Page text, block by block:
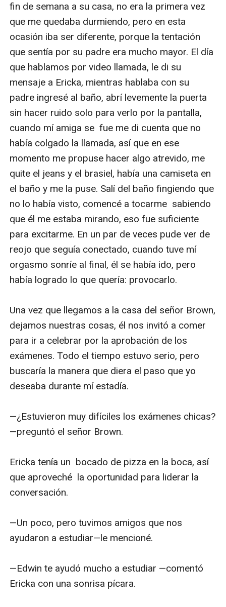
mayor de edad y que quería experimentar
muchas cosas estando en la universidad, como
—De acuerdo, solo cuídate ¿Si?—le dije con
seriedad.
—Claro, bueno me voy se me hace tarde. Te
quiero—dijo viendo su reloj.
—Adiós cariño—pude responder, pero ella no me
escuchó al parecer tenía mucha prisa, hasta la
computadora había dejado encendida, pero
cuando estuve a punto de finalizar la llamada vi a
Luciana Salir del baño con una camiseta larga y
unas bragas color piel, luego se acomodó sobre
la cama, puso su mano debajo de su ropa
interior y comenzó a tocarse, todo lo veía con
claridad, ya que la cámara reflejaba casi toda la
excitación, luego vi que se quitó la ropa interior y
la puso un lado, podía ver su coño a la
perfección, vi después como sumergió dos
dedos  en los pliegues de su delicioso coño,
pude escuchar sus débiles gemidos, mi polla se
no traía brasiel lo que ayudó a qué ella se tocara
a si misma, jalaba sus pezones con sus dedos
en su coño, con cada embestida, sus gemidos
se volvieron más fuertes—.Mierda, ¿Debería
ella  agregó otro dedo dentro de su coño.  Ya no
podía resistir más la excitación, me bajé la
humedad de sus dedos  individuales. Ella  siguió
acariciándose  a sí misma. Mientras yo frotaba
fin de semana a su casa, no era la primera vez
que me quedaba durmiendo, pero en esta
ocasión iba ser diferente, porque la tentación
que sentía por su padre era mucho mayor. El día
que hablamos por video llamada, le di su
mensaje a Ericka, mientras hablaba con su
padre ingresé al baño, abrí levemente la puerta
sin hacer ruido solo para verlo por la pantalla,
cuando mí amiga se  fue me di cuenta que no
había colgado la llamada, así que en ese
momento me propuse hacer algo atrevido, me
quite el jeans y el brasiel, había una camiseta en
el baño y me la puse. Salí del baño fingiendo que
no lo había visto, comencé a tocarme  sabiendo
que él me estaba mirando, eso fue suficiente
para excitarme. En un par de veces pude ver de
reojo que seguía conectado, cuando tuve mí
orgasmo sonríe al final, él se había ido, pero
había logrado lo que quería: provocarlo.
Una vez que llegamos a la casa del señor Brown,
dejamos nuestras cosas, él nos invitó a comer
para ir a celebrar por la aprobación de los
exámenes. Todo el tiempo estuvo serio, pero
buscaría la manera que diera el paso que yo
deseaba durante mí estadía.
—¿Estuvieron muy difíciles los exámenes chicas?
—preguntó el señor Brown.
Ericka tenía un  bocado de pizza en la boca, así
que aproveché  la oportunidad para liderar la
conversación.
—Un poco, pero tuvimos amigos que nos
ayudaron a estudiar—le mencioné.
—Edwin te ayudó mucho a estudiar —comentó
Ericka con una sonrisa pícara.